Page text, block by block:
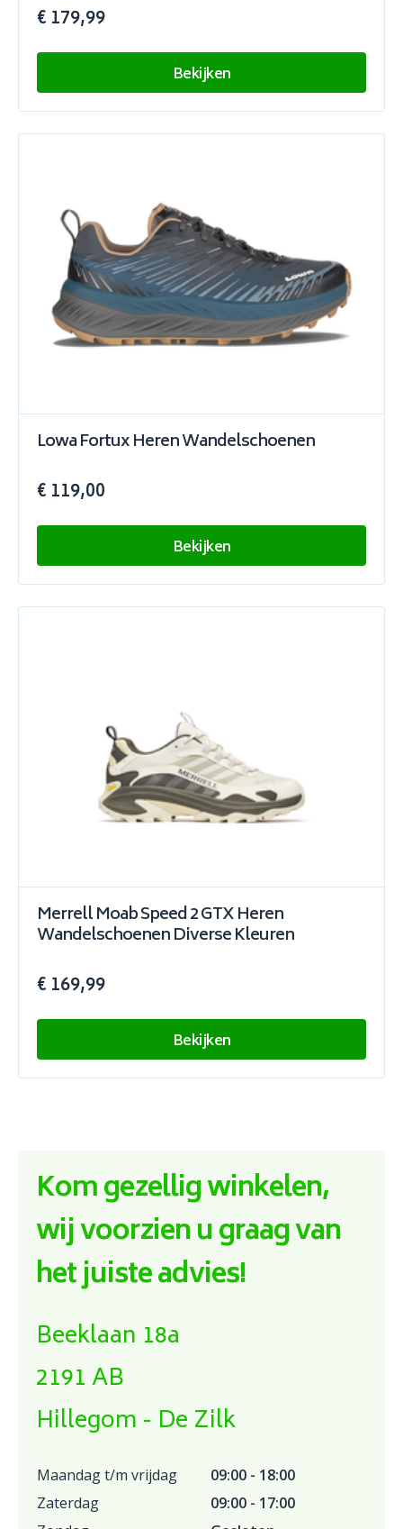
€ 179,99
Bekijken
Lowa Fortux Heren Wandelschoenen
€ 119,00
Bekijken
Merrell Moab Speed 2 GTX Heren
Wandelschoenen Diverse Kleuren
€ 169,99
Bekijken
Kom gezellig winkelen,
wij voorzien u graag van
het juiste advies!
Beeklaan 18a
2191 AB
Hillegom - De Zilk
Maandag t/m vrijdag
09:00 - 18:00
Zaterdag
09:00 - 17:00